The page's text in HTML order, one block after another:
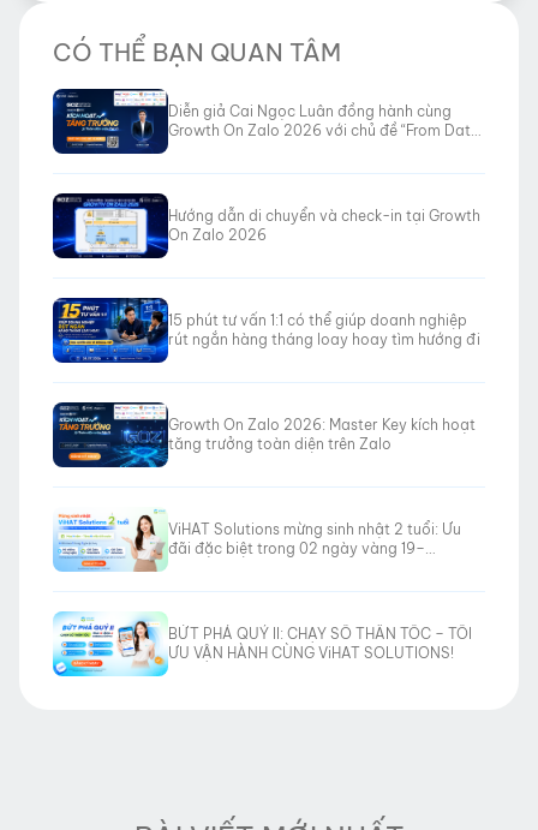
CÓ THỂ BẠN QUAN TÂM
Diễn giả Cai Ngọc Luân đồng hành cùng
Growth On Zalo 2026 với chủ đề “From Data
Hướng dẫn di chuyển và check-in tại Growth
On Zalo 2026
15 phút tư vấn 1:1 có thể giúp doanh nghiệp
rút ngắn hàng tháng loay hoay tìm hướng đi
Growth On Zalo 2026: Master Key kích hoạt
tăng trưởng toàn diện trên Zalo
ViHAT Solutions mừng sinh nhật 2 tuổi: Ưu
đãi đặc biệt trong 02 ngày vàng 19–
BỨT PHÁ QUÝ II: CHẠY SỐ THẦN TỐC – TỐI
ƯU VẬN HÀNH CÙNG ViHAT SOLUTIONS!